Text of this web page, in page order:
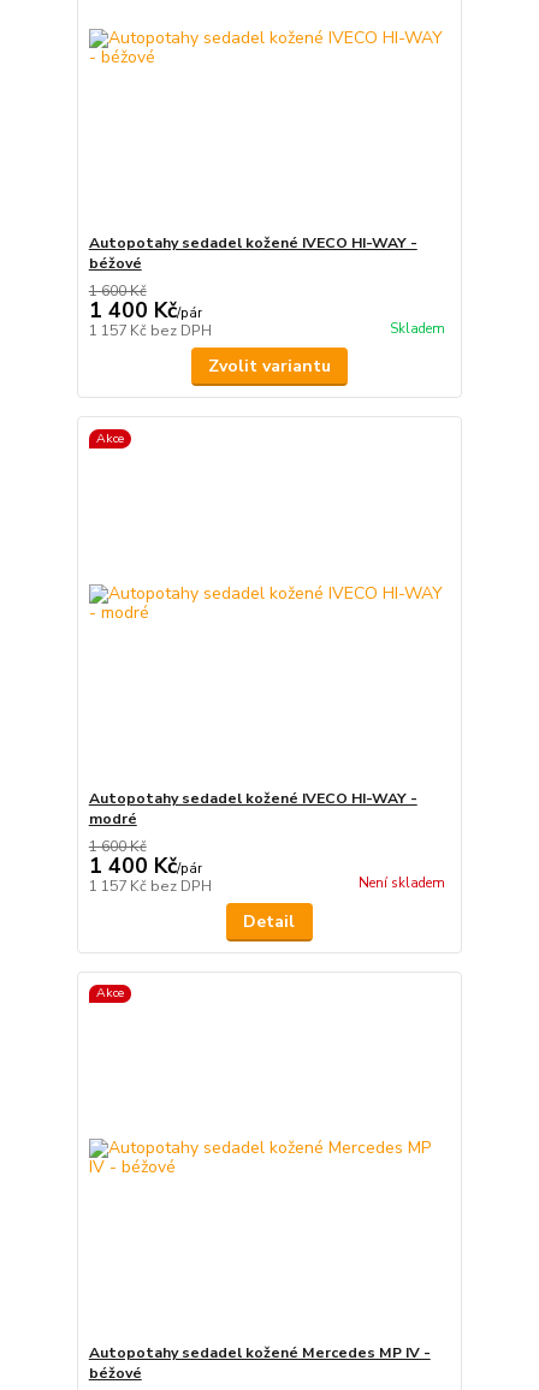
Autopotahy sedadel kožené IVECO HI-WAY -
béžové
1 600 Kč
1 400 Kč/pár
1 157 Kč bez DPH Skladem
Zvolit variantu
Akce
Autopotahy sedadel kožené IVECO HI-WAY -
modré
1 600 Kč
1 400 Kč/pár
1 157 Kč bez DPH Není skladem
Detail
Akce
Autopotahy sedadel kožené Mercedes MP IV -
béžové